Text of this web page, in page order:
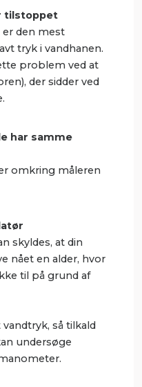
tilstoppet
den mest
tryk i vandhanen.
problem ved at
der sidder ved
har samme
omkring måleren
skyldes, at din
nået en alder, hvor
til på grund af
så tilkald
undersøge